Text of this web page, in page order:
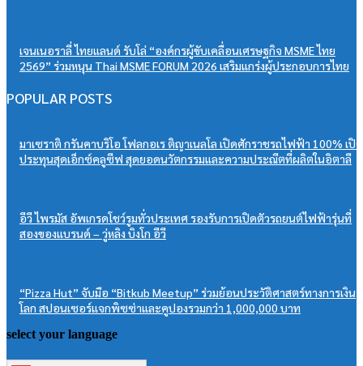
เจนเนอราลี่ ไทยแลนด์ รับโล่ “องค์กรผู้ขับเคลื่อนเศรษฐกิจ MSME ไทย
2569” ร่วมหนุน Thai MSME FORUM 2026 เสริมแกร่งผู้ประกอบการไทย
POPULAR POSTS
มาเซราติ กรันคาบริโอ โฟลกอเร ติญาเนลโล เปิดศักราชรถไฟฟ้า 100% เปิด
ประทุนสุดเอ็กซ์คลูซีฟ สุดยอดนวัตกรรมและความประณีตที่ผลิตในอิตาลี
อีวี ไพรมัส อัพเกรดโชว์รูมทั่วประเทศ รองรับการเปิดตัวรถยนต์ไฟฟ้ารุ่นที่
สองของแบรนด์ – วู่หลิง บิงโก อีวี
“Pizza Hut” จับมือ “Bitkub Meetup” ร่วมย้อนประวัติศาสตร์ทางการเงิน
โลก สปอนเซอร์แจกพิซซ่าและคูปองรวมกว่า 1,000,000 บาท
select your language